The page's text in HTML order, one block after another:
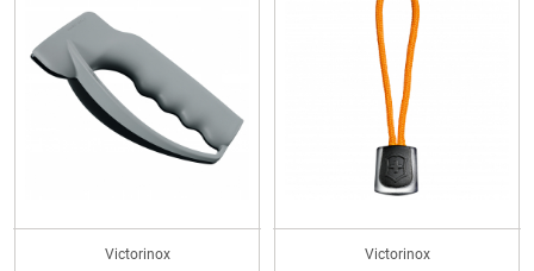
Victorinox
Victorinox